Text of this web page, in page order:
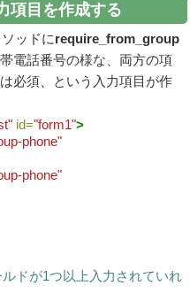
項目を作成する
ッドにrequire_from_group
電話番号の様な、両方の項
必須、という入力項目が作
id="form1">
phone"
phone"
ドが1つ以上入力されていれ